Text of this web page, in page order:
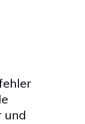
und